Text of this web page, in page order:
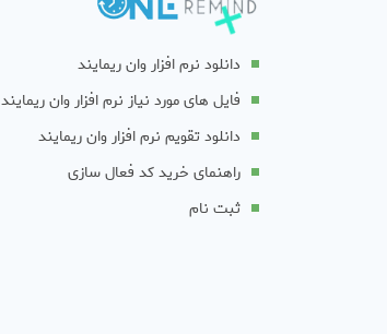
دانلود نرم افزار وان ریمایند
فایل های مورد نیاز نرم افزار وان ریمایند
دانلود تقویم نرم افزار وان ریمایند
راهنمای خرید کد فعال سازی
ثبت نام